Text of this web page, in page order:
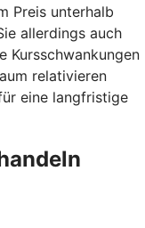
Preis unterhalb
allerdings auch
Kursschwankungen
relativieren
eine langfristige